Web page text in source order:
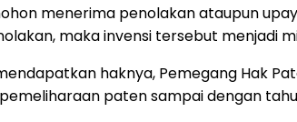
menerima penolakan ataupun
maka invensi tersebut menjadi
haknya, Pemegang Hak
paten sampai dengan